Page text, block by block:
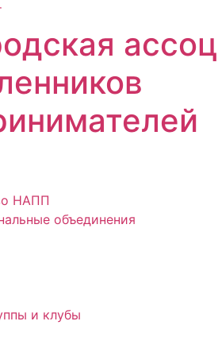
НАПП
объединения
и клубы